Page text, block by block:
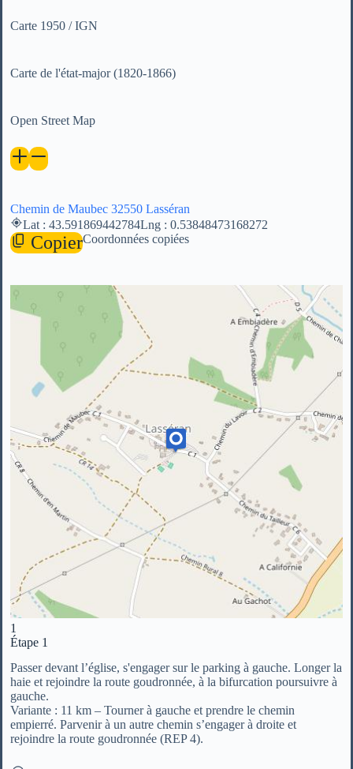
Carte 1950 / IGN
Carte de l'état-major (1820-1866)
Open Street Map
Chemin de Maubec 32550 Lasséran
Lat : 43.591869442784Lng : 0.53848473168272
CopierCoordonnées copiées
1
Étape 1
Passer devant l’église, s'engager sur le parking à gauche. Longer la
haie et rejoindre la route goudronnée, à la bifurcation poursuivre à
gauche.
Variante : 11 km – Tourner à gauche et prendre le chemin
empierré. Parvenir à un autre chemin s’engager à droite et
rejoindre la route goudronnée (REP 4).